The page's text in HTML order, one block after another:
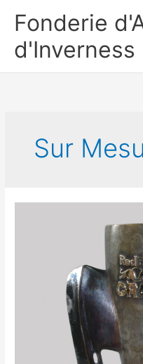
Fonderie
d'Inverness
Sur